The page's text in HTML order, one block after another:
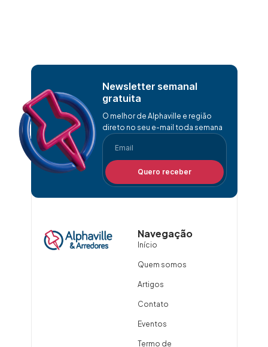
Newsletter semanal
gratuita
O melhor de Alphaville e região
direto no seu e-mail toda semana
Quero receber
Navegação
Início
Quem somos
Artigos
Contato
Eventos
Termo de